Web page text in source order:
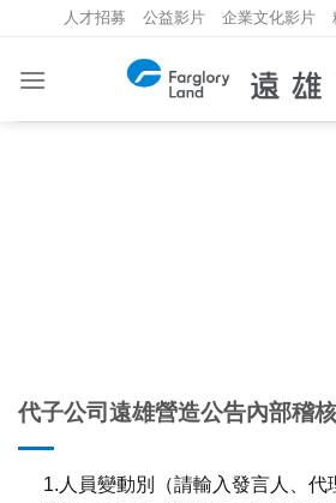
content
人才招募 公益影片 企業文化影片
代子公司遠雄營造公告內部稽
1.人員變動別（請輸入發言人、代